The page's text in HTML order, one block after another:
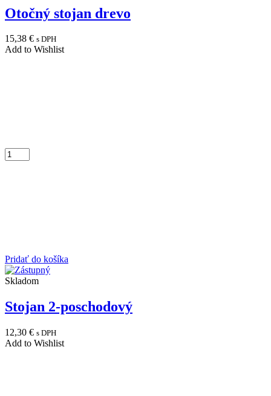
Otočný stojan drevo
15,38 € s DPH
Add to Wishlist
Pridať do košíka
Skladom
Stojan 2-poschodový
12,30 € s DPH
Add to Wishlist